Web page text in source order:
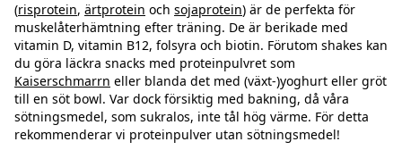
(risprotein, ärtprotein och sojaprotein) är de perfekta för
muskelåterhämtning efter träning. De är berikade med
vitamin D, vitamin B12, folsyra och biotin. Förutom shakes kan
du göra läckra snacks med proteinpulvret som
Kaiserschmarrn eller blanda det med (växt-)yoghurt eller gröt
till en söt bowl. Var dock försiktig med bakning, då våra
sötningsmedel, som sukralos, inte tål hög värme. För detta
rekommenderar vi proteinpulver utan sötningsmedel!